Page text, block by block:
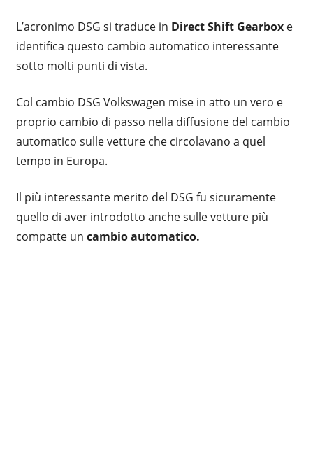
L’acronimo DSG si traduce in Direct Shift Gearboxe
identifica questo cambio automatico interessante
sotto molti punti di vista.
Col cambio DSG Volkswagen mise in atto un vero e
proprio cambio di passo nella diffusione del cambio
automatico sulle vetture che circolavano a quel
tempo in Europa.
Il più interessante merito del DSG fu sicuramente
quello di aver introdotto anche sulle vetture più
compatte un cambio automatico.